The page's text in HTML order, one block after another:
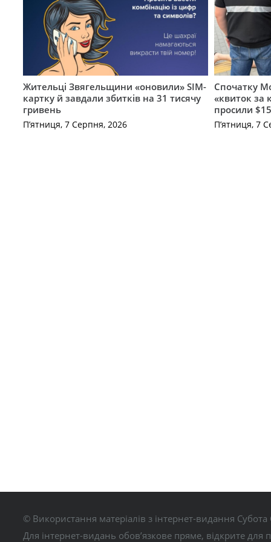
Жительці Звягельщини «оновили» SIM-
картку й завдали збитків на 31 тисячу
гривень
П’ятниця, 7 Серпня, 2026
Спочатку
«квиток за
просили
П’ятниця, 7
© Використання матеріалів з інтернет-видання
Для інтернет-видань обов’язкове пряме, відкрите